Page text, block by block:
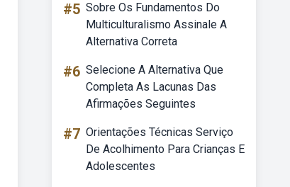
#5 Sobre Os Fundamentos Do
Multiculturalismo Assinale A
Alternativa Correta
#6 Selecione A Alternativa Que
Completa As Lacunas Das
Afirmações Seguintes
#7 Orientações Técnicas Serviço
De Acolhimento Para Crianças E
Adolescentes